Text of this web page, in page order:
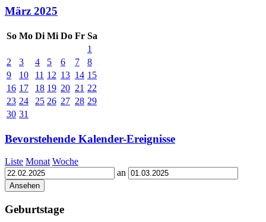
März 2025
So Mo Di Mi Do Fr Sa
1
2
3 4 5 6 7
8
9
10 11 12 13 14 15
16 17 18 19 20 21 22
23 24 25 26 27 28 29
30 31
Bevorstehende Kalender-Ereignisse
Liste Monat Woche
an
Geburtstage